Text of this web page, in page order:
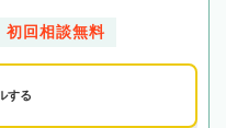
初回相談無料
する